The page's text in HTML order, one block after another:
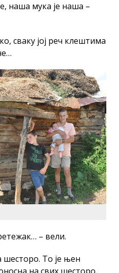
наша мука је наша –
сваку јој реч клештима
– вели.
шесторо. То је њен
на свих шесторо.